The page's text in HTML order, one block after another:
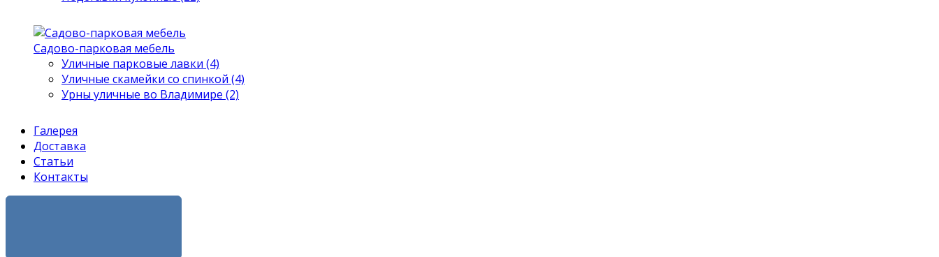
Садово-парковая мебель
Уличные парковые лавки (4)
Уличные скамейки со спинкой (4)
Урны уличные во Владимире (2)
Галерея
Доставка
Статьи
Контакты